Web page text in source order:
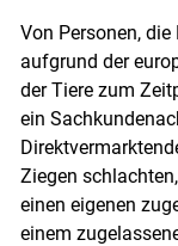
Von Personen,
aufgrund der
der Tiere zum
ein
Ziegen
einen eigenen
einem